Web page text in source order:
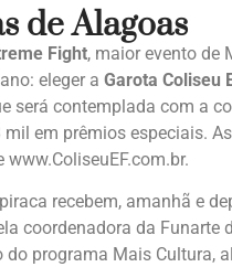
de Alagoas
Fight, maior evento de
eleger a Garota Coliseu
será contemplada com a
mil em prêmios especiais.
www.ColiseuEF.com.br.
recebem, amanhã e
coordenadora da Funarte
do programa Mais Cultura,